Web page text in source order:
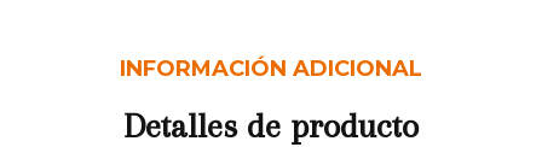
INFORMACIÓN ADICIONAL
Detalles de producto